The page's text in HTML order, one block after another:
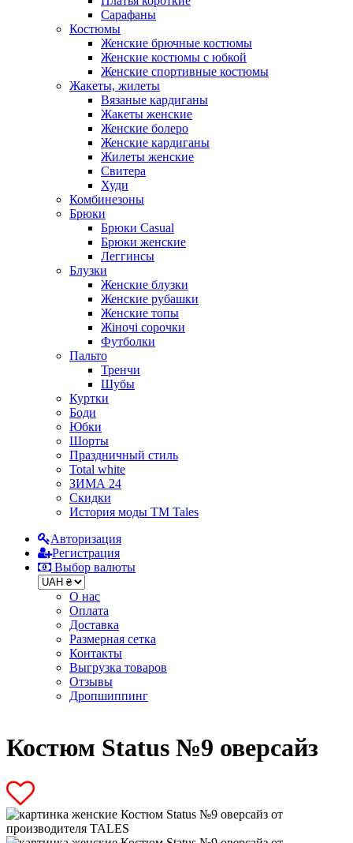
Сарафаны
Костюмы
Женские брючные костюмы
Женские костюмы с юбкой
Женские спортивные костюмы
Жакеты, жилеты
Вязаные кардиганы
Жакеты женские
Женские болеро
Женские кардиганы
Жилеты женские
Свитера
Худи
Комбинезоны
Брюки
Брюки Casual
Брюки женские
Леггинсы
Блузки
Женские блузки
Женские рубашки
Женские топы
Жіночі сорочки
Футболки
Пальто
Тренчи
Шубы
Куртки
Боди
Юбки
Шорты
Праздничный стиль
Total white
ЗИМА 24
Скидки
История моды ТМ Tales
Авторизация
Регистрация
Выбор валюты
О нас
Оплата
Доставка
Размерная сетка
Контакты
Выгрузка товаров
Отзывы
Дропшиппинг
Костюм Status №9 оверсайз